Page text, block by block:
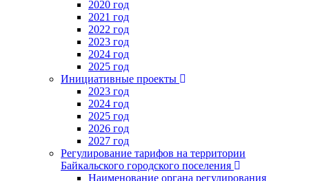
2020 год
2021 год
2022 год
2023 год
2024 год
2025 год
Инициативные проекты
2023 год
2024 год
2025 год
2026 год
2027 год
Регулирование тарифов на территории
Байкальского городского поселения
Наименование органа регулирования